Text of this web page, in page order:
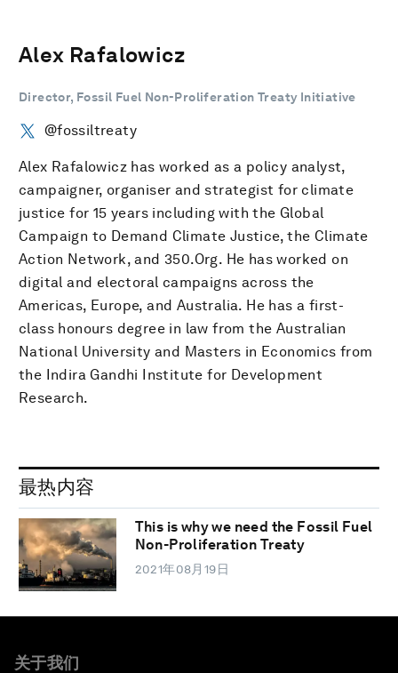
Alex Rafalowicz
Director, Fossil Fuel Non-Proliferation Treaty Initiative
@fossiltreaty
Alex Rafalowicz has worked as a policy analyst,
campaigner, organiser and strategist for climate
justice for 15 years including with the Global
Campaign to Demand Climate Justice, the Climate
Action Network, and 350.Org. He has worked on
digital and electoral campaigns across the
Americas, Europe, and Australia. He has a first-
class honours degree in law from the Australian
National University and Masters in Economics from
the Indira Gandhi Institute for Development
Research.
最热内容
This is why we need the Fossil Fuel
Non-Proliferation Treaty
2021年08月19日
关于我们